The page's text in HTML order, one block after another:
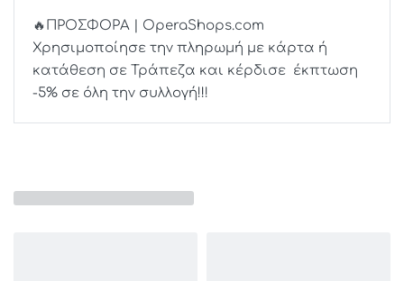
🔥ΠΡΟΣΦΟΡΑ | OperaShops.com
Χρησιμοποίησε την πληρωμή με κάρτα ή
κατάθεση σε Τράπεζα και κέρδισε έκπτωση
-5% σε όλη την συλλογή!!!